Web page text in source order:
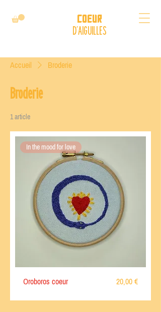
Coeur
D'AIGUILLES
Accueil Broderie
Broderie
1 article
In the mood for love
Oroboros coeur Prix
20,00 €